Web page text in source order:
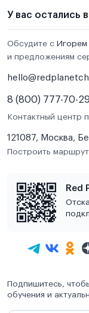
У вас остались
Обсудите с Игорем
и предложениям
8 (800) 777-70-
Контактный центр
121087, Москва,
Построить
Red
Подпишитесь,
обучения и